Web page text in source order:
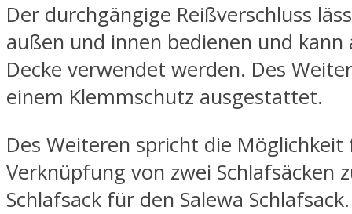
Der durchgängige Reißverschluss
außen und innen bedienen und kann
Decke verwendet werden. Des
einem Klemmschutz ausgestattet.
Des Weiteren spricht die Möglichkeit
Verknüpfung von zwei Schlafsäcken
Schlafsack für den Salewa Schlafsack.